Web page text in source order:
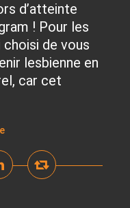
d’atteinte
! Pour les
choisi de vous
lesbienne en
car cet